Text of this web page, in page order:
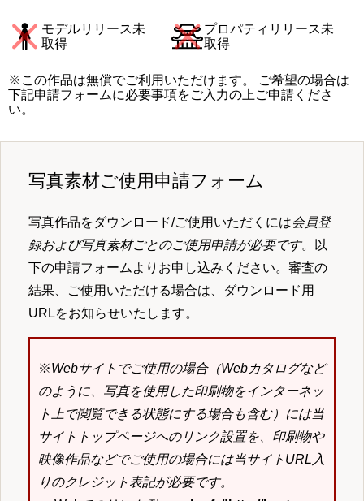
モデルリリース未
取得
プロパティリリース未
取得
※この作品は無償でご利用いただけます。 ご希望の場合は
下記申請フォームに必要事項をご入力の上ご申請くださ
い。
写真素材ご使用申請フォーム
写真作品をダウンロード/ご使用いただくには会員登
録および写真素材ごとのご使用申請が必要です。以
下の申請フォームよりお申し込みください。審査の
結果、ご使用いただける場合は、ダウンロード用
URLをお知らせいたします。
※Webサイトでご使用の場合（Webカタログなど
のように、写真を使用した印刷物をインターネッ
ト上で閲覧できる状態にする場合も含む）には当
サイトトップページへのリンク設置を、印刷物や
映像作品などでご使用の場合には当サイトURL入
りのクレジット表記が必要です。